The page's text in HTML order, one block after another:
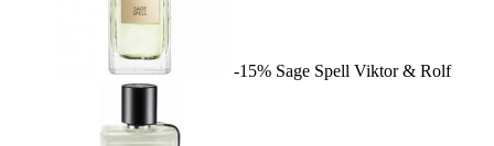
-15% Sage Spell Viktor & Rolf